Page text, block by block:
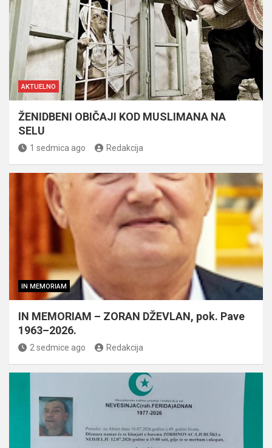
AKTUELNO
ŽENIDBENI OBIČAJI KOD MUSLIMANA NA
SELU
1 sedmica ago Redakcija
IN MEMORIAM
IN MEMORIAM – ZORAN DŽEVLAN, pok. Pave
1963–2026.
2 sedmice ago Redakcija